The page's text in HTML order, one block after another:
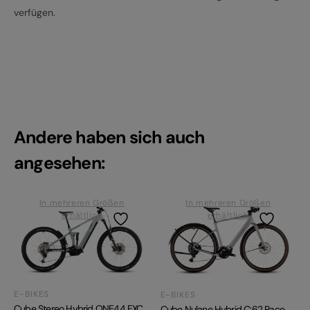
verfügen.
Andere haben sich auch
angesehen:
In mehreren Größen
erhältlich
E-BIKES
In mehreren Größen
erhältlich
E-BIKES